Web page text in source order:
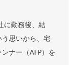
に勤務後、結
思いから、宅
ナー（AFP）を